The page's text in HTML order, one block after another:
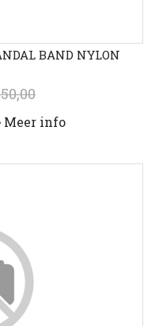
BAND NYLON
Meer info